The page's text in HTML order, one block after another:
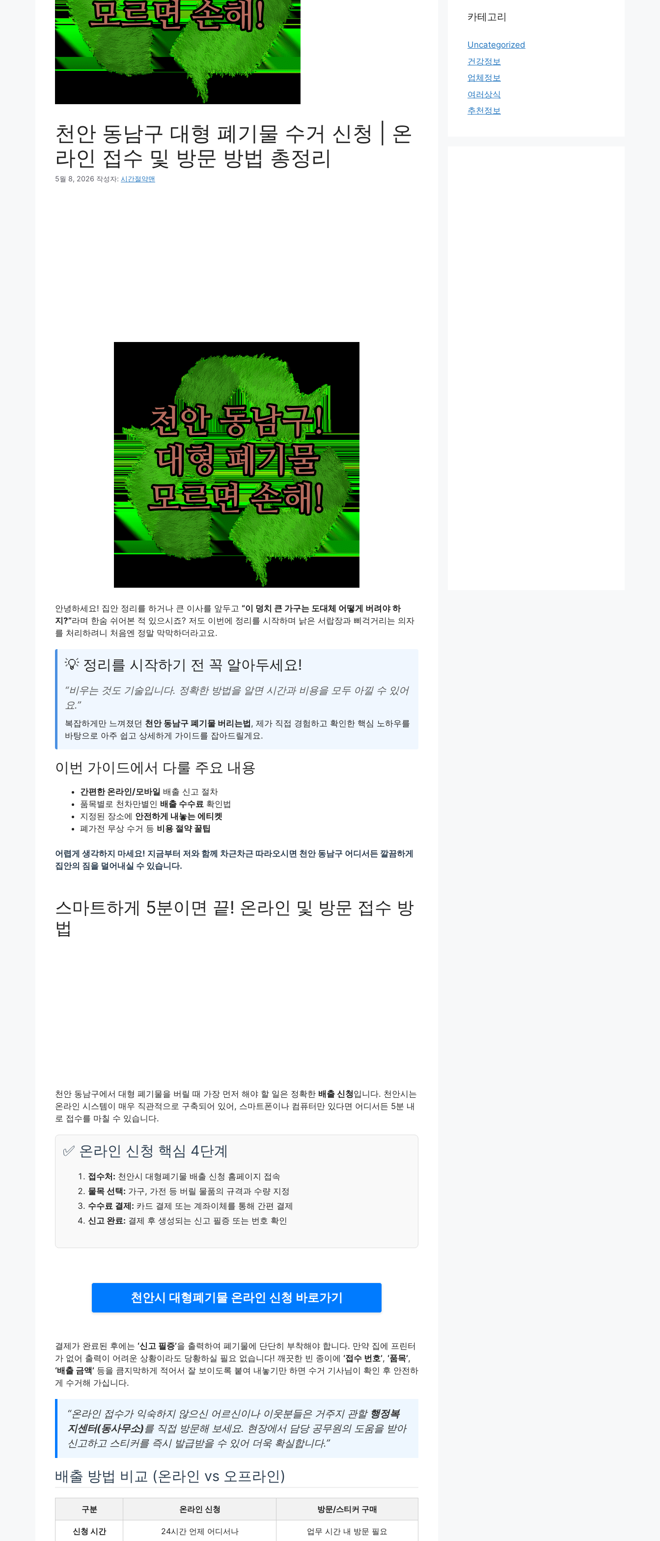
천안 동남구 대형 폐기물 수거 신청 | 온
라인 접수 및 방문 방법 총정리
5월 8, 2026 작성자: 시간절약맨
안녕하세요! 집안 정리를 하거나 큰 이사를 앞두고 “이 덩치 큰 가구는 도대체 어떻게 버려야 하
지?”라며 한숨 쉬어본 적 있으시죠? 저도 이번에 정리를 시작하며 낡은 서랍장과 삐걱거리는 의자
를 처리하려니 처음엔 정말 막막하더라고요.
💡 정리를 시작하기 전 꼭 알아두세요!
“비우는 것도 기술입니다. 정확한 방법을 알면 시간과 비용을 모두 아낄 수 있어
요.”
복잡하게만 느껴졌던 천안 동남구 폐기물 버리는법 , 제가 직접 경험하고 확인한 핵심 노하우를
바탕으로 아주 쉽고 상세하게 가이드를 잡아드릴게요.
이번 가이드에서 다룰 주요 내용
간편한 온라인/모바일 배출 신고 절차
품목별로 천차만별인 배출 수수료 확인법
지정된 장소에 안전하게 내놓는 에티켓
폐가전 무상 수거 등 비용 절약 꿀팁
어렵게 생각하지 마세요! 지금부터 저와 함께 차근차근 따라오시면 천안 동남구 어디서든 깔끔하게
집안의 짐을 덜어내실 수 있습니다.
스마트하게 5분이면 끝! 온라인 및 방문 접수 방
법
천안 동남구에서 대형 폐기물을 버릴 때 가장 먼저 해야 할 일은 정확한 배출 신청입니다. 천안시는
온라인 시스템이 매우 직관적으로 구축되어 있어, 스마트폰이나 컴퓨터만 있다면 어디서든 5분 내
로 접수를 마칠 수 있습니다.
✅ 온라인 신청 핵심 4단계
접수처: 천안시 대형폐기물 배출 신청 홈페이지 접속
물목 선택: 가구, 가전 등 버릴 물품의 규격과 수량 지정
수수료 결제: 카드 결제 또는 계좌이체를 통해 간편 결제
신고 완료: 결제 후 생성되는 신고 필증 또는 번호 확인
천안시 대형폐기물 온라인 신청 바로가기
결제가 완료된 후에는 ‘신고 필증’을 출력하여 폐기물에 단단히 부착해야 합니다. 만약 집에 프린터
가 없어 출력이 어려운 상황이라도 당황하실 필요 없습니다! 깨끗한 빈 종이에 ‘접수 번호’, ‘품목’,
‘배출 금액’ 등을 큼지막하게 적어서 잘 보이도록 붙여 내놓기만 하면 수거 기사님이 확인 후 안전하
게 수거해 가십니다.
“온라인 접수가 익숙하지 않으신 어르신이나 이웃분들은 거주지 관할 행정복
지센터(동사무소)를 직접 방문해 보세요. 현장에서 담당 공무원의 도움을 받아
신고하고 스티커를 즉시 발급받을 수 있어 더욱 확실합니다.”
배출 방법 비교 (온라인 vs 오프라인)
구분 온라인 신청 방문/스티커 구매
신청 시간 24시간 언제 어디서나 업무 시간 내 방문 필요
카테고리
Uncategorized
건강정보
업체정보
여러상식
추천정보